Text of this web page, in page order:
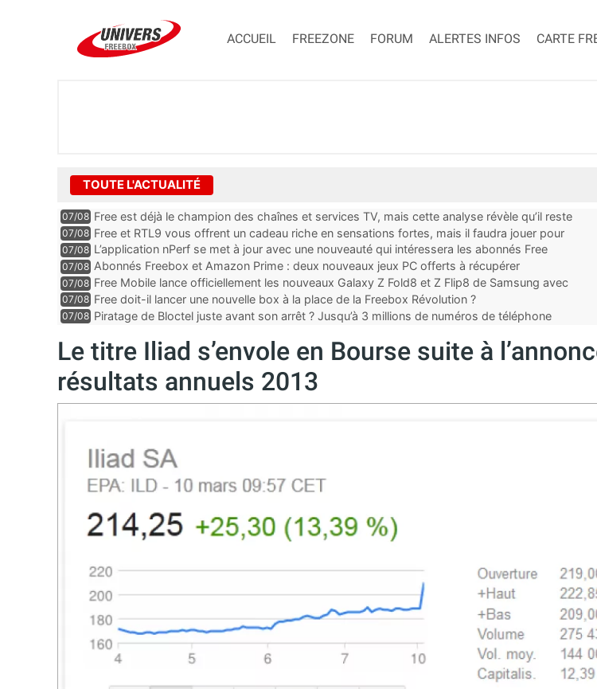
ACCUEIL FREEZONE FORUM ALERTES INFOS CARTE
TOUTE L'ACTUALITÉ
07/08 Free est déjà le champion des chaînes et services TV, mais cette analyse révèle qu’il reste
encore au moin...
07/08 Free et RTL9 vous offrent un cadeau riche en sensations fortes, mais il faudra jouer pour
l’obtenir
07/08 L’application nPerf se met à jour avec une nouveauté qui intéressera les abonnés Free
Mobile, Orange, SFR ...
07/08 Abonnés Freebox et Amazon Prime : deux nouveaux jeux PC offerts à récupérer
07/08 Free Mobile lance officiellement les nouveaux Galaxy Z Fold8 et Z Flip8 de Samsung avec
des promos et des cadeaux
07/08 Free doit-il lancer une nouvelle box à la place de la Freebox Révolution ?
07/08 Piratage de Bloctel juste avant son arrêt ? Jusqu’à 3 millions de numéros de téléphone
Le titre Iliad s’envole en Bourse suite à
résultats annuels 2013